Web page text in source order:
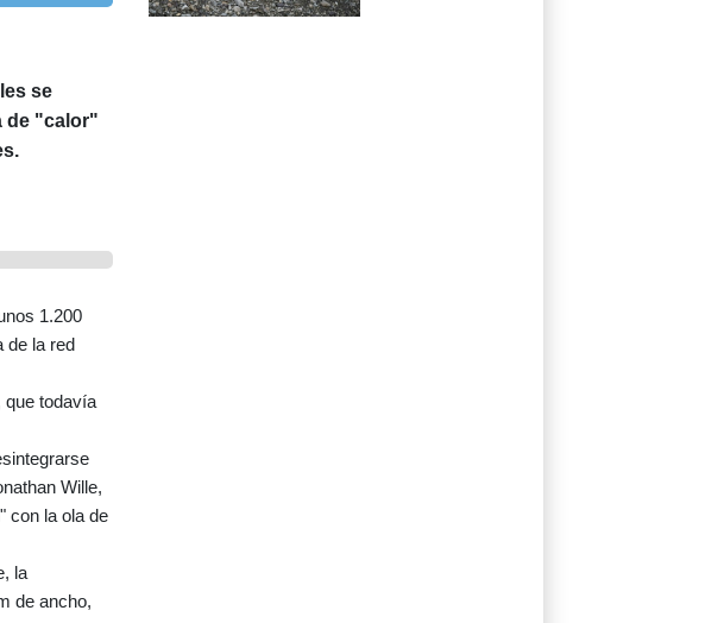
se
de "calor"
1.200
de la red
que todavía
Wille,
con la ola de
la
de ancho,